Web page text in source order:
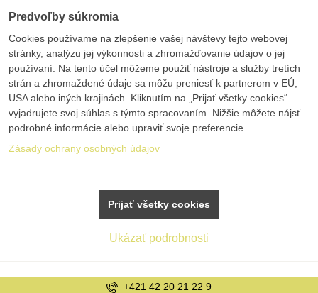
+421 42 20 21 22 9
Predvoľby súkromia
Cookies používame na zlepšenie vašej návštevy tejto webovej
stránky, analýzu jej výkonnosti a zhromažďovanie údajov o jej
používaní. Na tento účel môžeme použiť nástroje a služby tretích
strán a zhromaždené údaje sa môžu preniesť k partnerom v EÚ,
USA alebo iných krajinách. Kliknutím na „Prijať všetky cookies“
vyjadrujete svoj súhlas s týmto spracovaním. Nižšie môžete nájsť
podrobné informácie alebo upraviť svoje preferencie.
Zásady ochrany osobných údajov
Ukázať podrobnosti
Prijať všetky cookies